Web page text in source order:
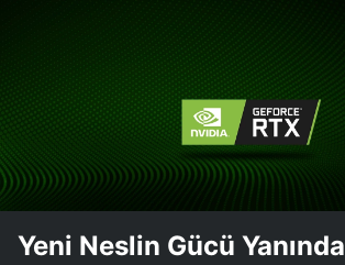
Yeni Neslin Gücü Yanında